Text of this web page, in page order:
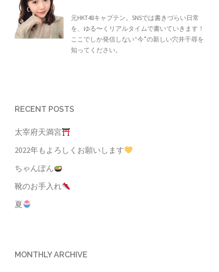
元HKT48キャプテン。SNSでは書きづらい日常
を、ゆる〜くリアルタイムで書いていきます！
ここでしか発信しない“今”の新しい穴井千尋を
知ってください。
RECENT POSTS
太宰府天満宮
2022年もよろしくお願いします
ちゃんぽん
靴のお手入れ
夏
MONTHLY ARCHIVE